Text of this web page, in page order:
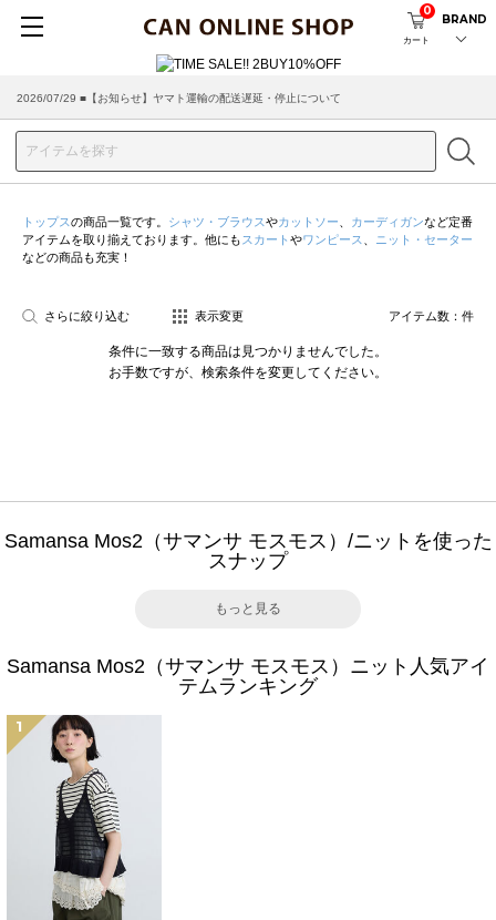
カート
0
BRAND
2026/07/29 ■【お知らせ】ヤマト運輸の配送遅延・停止について
トップスの商品一覧です。 シャツ・ブラウスやカットソー カーディガンなど定番
アイテムを取り揃えております。他にも スカート やワンピース
ニット・セーター
などの商品も充実！
さらに絞り込む 表示変更 アイテム数： 件
条件に一致する商品は見つかりませんでした。
お手数ですが、検索条件を変更してください。
Samansa Mos2（サマンサ モスモス）/ニットを使った
スナップ
もっと見る
Samansa Mos2（サマンサ モスモス）ニット人気アイ
テムランキング
1